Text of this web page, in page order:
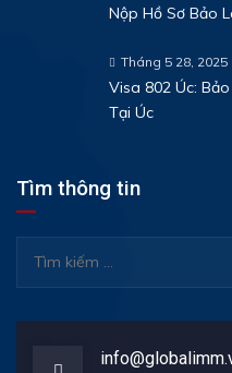
Nộp Hồ Sơ Bảo
Tháng 5 28, 2025
Visa 802 Úc:
Tại Úc
Tìm thông tin